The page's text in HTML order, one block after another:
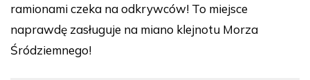
ramionami czeka na odkrywców! To miejsce
naprawdę zasługuje na miano klejnotu Morza
Śródziemnego!